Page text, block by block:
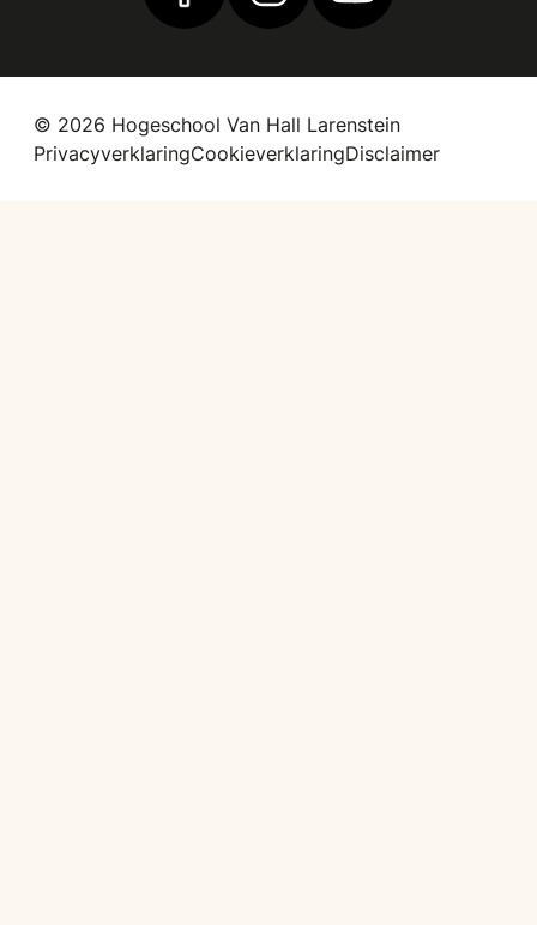
© 2026 Hogeschool Van Hall Larenstein
PrivacyverklaringCookieverklaringDisclaimer